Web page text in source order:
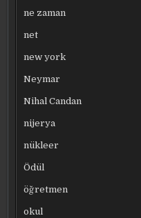
ne zaman
net
new york
Neymar
Nihal Candan
nijerya
nükleer
Ödül
öğretmen
okul